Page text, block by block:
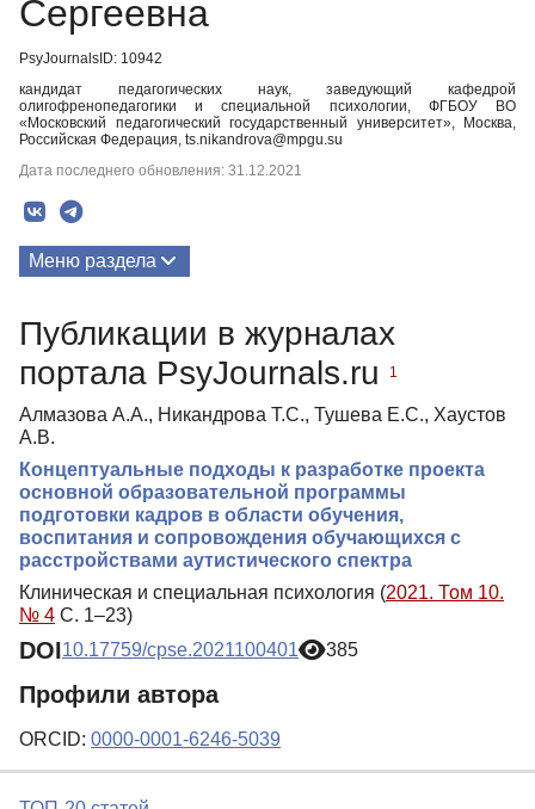
Сергеевна
PsyJournalsID: 10942
кандидат педагогических наук, заведующий кафедрой
олигофренопедагогики и специальной психологии, ФГБОУ ВО
«Московский педагогический государственный университет», Москва,
Российская Федерация, ts.nikandrova@mpgu.su
Дата последнего обновления: 31.12.2021
Меню раздела
Публикации в журналах
портала PsyJournals.ru
1
Алмазова А.А., Никандрова Т.С., Тушева Е.С., Хаустов
А.В.
Концептуальные подходы к разработке проекта
основной образовательной программы
подготовки кадров в области обучения,
воспитания и сопровождения обучающихся с
расстройствами аутистического спектра
Клиническая и специальная психология (2021. Том 10.
№ 4 С. 1–23)
DOI10.17759/cpse.2021100401 385
Профили автора
ORCID: 0000-0001-6246-5039